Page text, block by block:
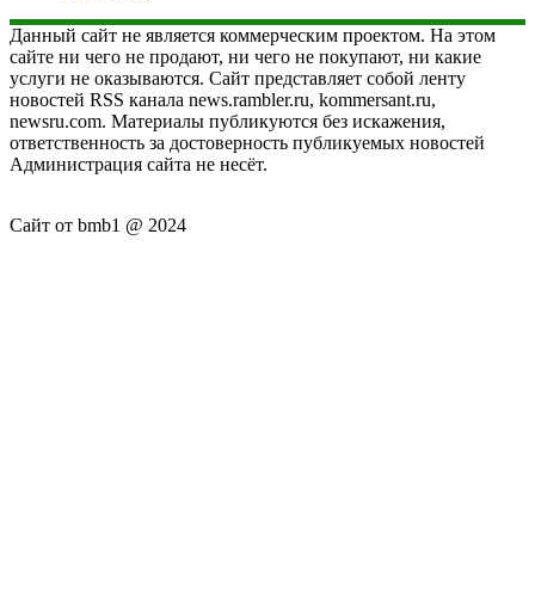
Данный сайт не является коммерческим проектом. На этом
сайте ни чего не продают, ни чего не покупают, ни какие
услуги не оказываются. Сайт представляет собой ленту
новостей RSS канала news.rambler.ru, kommersant.ru,
newsru.com. Материалы публикуются без искажения,
ответственность за достоверность публикуемых новостей
Администрация сайта не несёт.
Сайт от bmb1 @ 2024